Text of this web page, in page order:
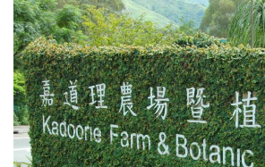
下載 DOWNLOAD